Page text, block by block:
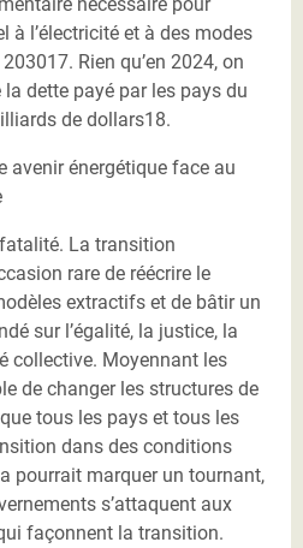
à l’électricité et à des modes
Rien qu’en 2024, on
dette payé par les pays du
de dollars18.
avenir énergétique face au
La transition
rare de réécrire le
extractifs et de bâtir un
sur l’égalité, la justice, la
collective. Moyennant les
de changer les structures de
tous les pays et tous les
dans des conditions
pourrait marquer un tournant,
s’attaquent aux
façonnent la transition.